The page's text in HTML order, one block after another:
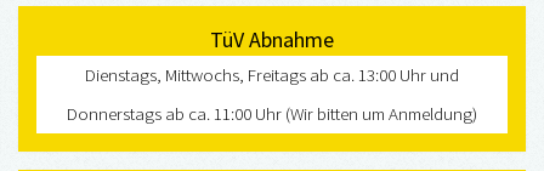
TüV Abnahme
Dienstags, Mittwochs, Freitags ab ca. 13:00 Uhr und
Donnerstags ab ca. 11:00 Uhr (Wir bitten um Anmeldung)